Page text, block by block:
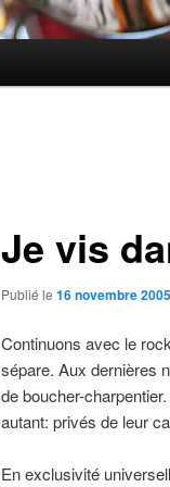
Je vis
Publié le 16 novembre 2005
Continuons avec le
sépare. Aux dernières
de boucher-
autant: privés de leur
En exclusivité